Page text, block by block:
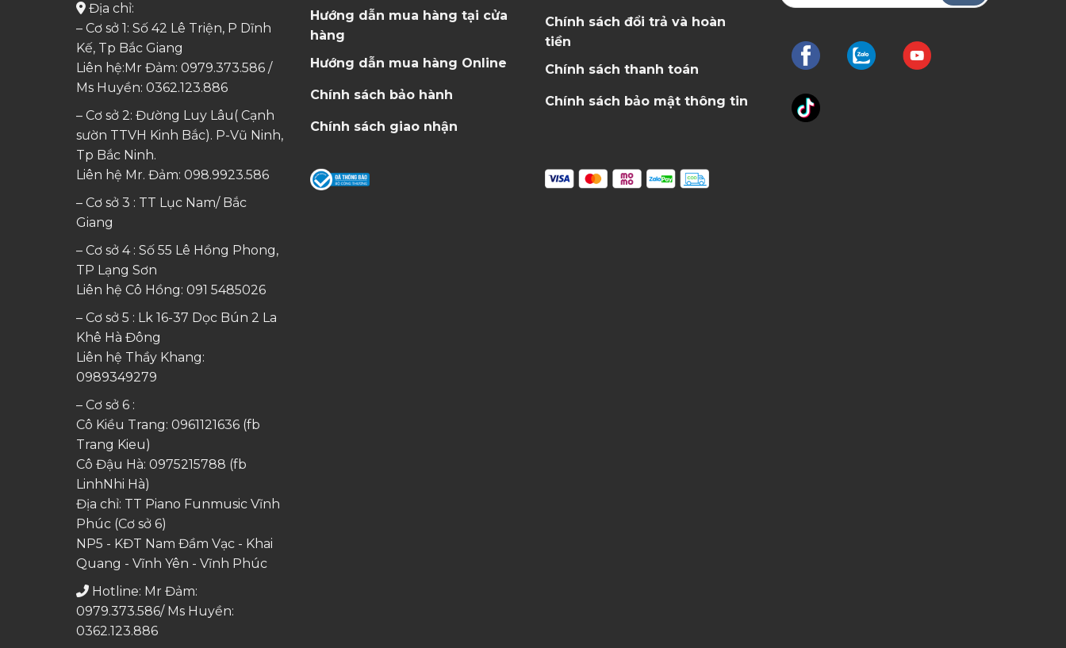
Địa chỉ:
– Cơ sở 1: Số 42 Lê Triện, P Dĩnh
Kế, Tp Bắc Giang
Liên hệ:Mr Đảm: 0979.373.586 /
Ms Huyền: 0362.123.886
– Cơ sở 2: Đường Luy Lâu( Cạnh
sườn TTVH Kinh Bắc). P-Vũ Ninh,
Tp Bắc Ninh.
Liên hệ Mr. Đảm: 098.9923.586
– Cơ sở 3 : TT Lục Nam/ Bắc
Giang
– Cơ sở 4 : Số 55 Lê Hồng Phong,
TP Lạng Sơn
Liên hệ Cô Hồng: 091 5485026
– Cơ sở 5 : Lk 16-37 Dọc Bún 2 La
Khê Hà Đông
Liên hệ Thầy Khang:
0989349279
– Cơ sở 6 :
Cô Kiều Trang: 0961121636(fb
Trang Kieu)
Cô Đậu Hà: 0975215788 (fb
LinhNhi Hà)
Địa chỉ: TT Piano Funmusic Vĩnh
Phúc (Cơ sở 6)
NP5 - KĐT Nam Đầm Vạc - Khai
Quang - Vĩnh Yên - Vĩnh Phúc
Hotline: Mr Đảm:
0979.373.586/ Ms Huyền:
0362.123.886
Hướng dẫn mua hàng tại cửa
hàng
Hướng dẫn mua hàng Online
Chính sách bảo hành
Chính sách giao nhận
Chính sách đổi trả và hoàn
tiền
Chính sách thanh toán
Chính sách bảo mật thông tin